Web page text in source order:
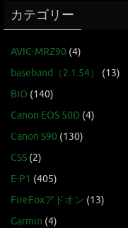
カテゴリー
AVIC-MRZ90 (4)
baseband（2.1.54）
(13)
BIO (140)
Canon EOS 50D (4)
Canon S90 (130)
CSS (2)
E-P1 (405)
FireFoxアドオン (13)
Garmin (4)